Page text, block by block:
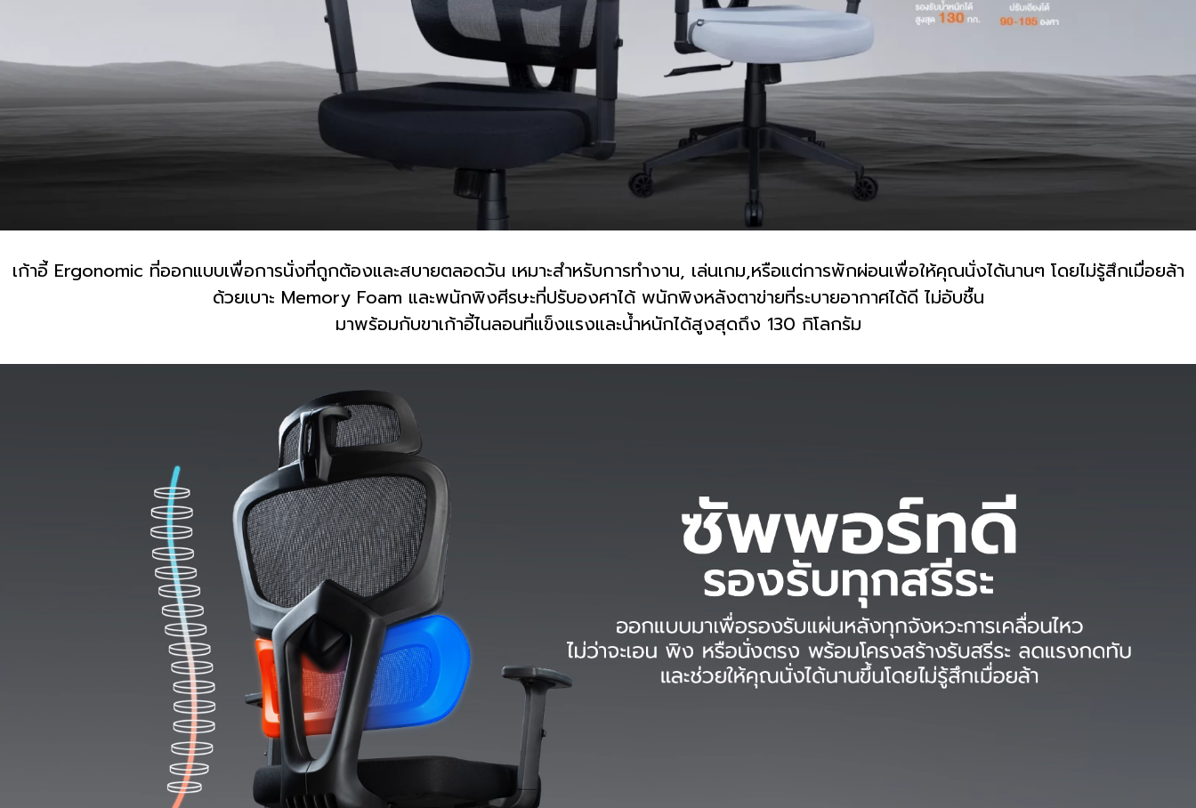
เก้าอี้ Ergonomic ที่ออกแบบเพื่อการนั่งที่ถูกต้องและสบายตลอดวัน เหมาะสำหรับการทำงาน, เล่นเกม,หรือแต่การพักผ่อนเพื่อให้คุณนั่งได้นานๆ โดยไม่รู้สึกเมื่อยล้า
ด้วยเบาะ Memory Foam และพนักพิงศีรษะที่ปรับองศาได้ พนักพิงหลังตาข่ายที่ระบายอากาศได้ดี ไม่อับชื้น
มาพร้อมกับขาเก้าอี้ไนลอนที่แข็งแรงและน้ำหนักได้สูงสุดถึง 130 กิโลกรัม